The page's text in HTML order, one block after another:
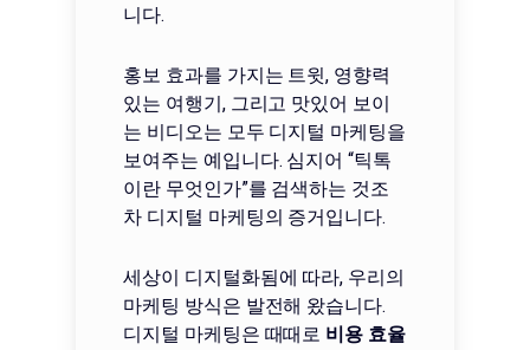
니다.
홍보 효과를 가지는 트윗, 영향력
있는 여행기, 그리고 맛있어 보이
는 비디오는 모두 디지털 마케팅을
보여주는 예입니다. 심지어 “틱톡
이란 무엇인가”를 검색하는 것조
차 디지털 마케팅의 증거입니다.
세상이 디지털화됨에 따라, 우리의
마케팅 방식은 발전해 왔습니다.
디지털 마케팅은 때때로 비용 효율